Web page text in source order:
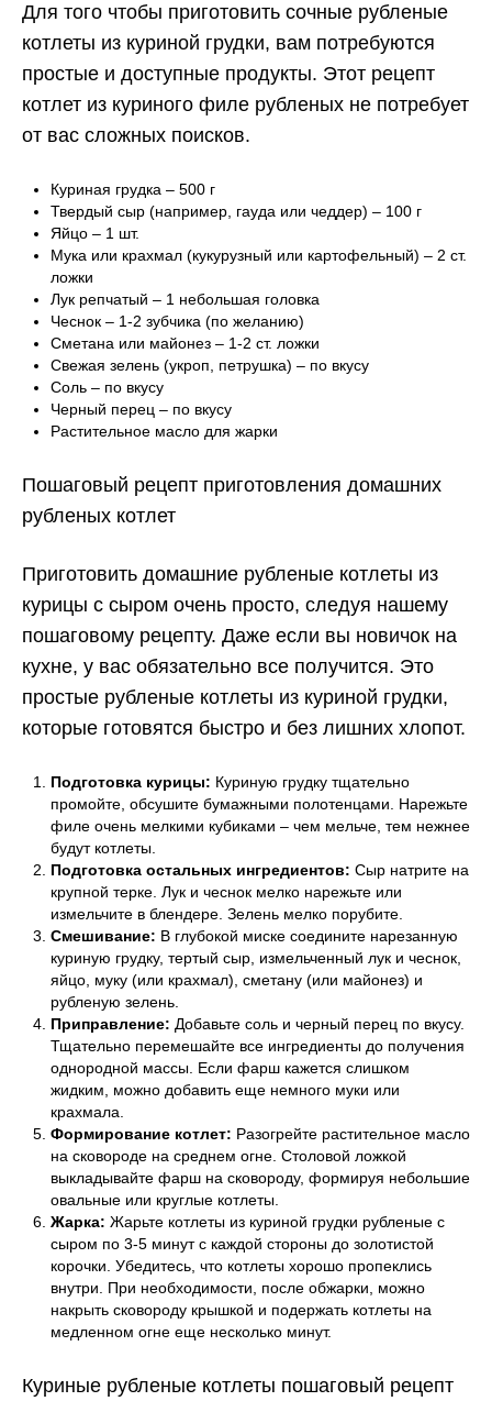
Для того чтобы приготовить сочные рубленые
котлеты из куриной грудки, вам потребуются
простые и доступные продукты. Этот рецепт
котлет из куриного филе рубленых не потребует
от вас сложных поисков.
Куриная грудка – 500 г
Твердый сыр (например, гауда или чеддер) – 100 г
Яйцо – 1 шт.
Мука или крахмал (кукурузный или картофельный) – 2 ст.
ложки
Лук репчатый – 1 небольшая головка
Чеснок – 1-2 зубчика (по желанию)
Сметана или майонез – 1-2 ст. ложки
Свежая зелень (укроп, петрушка) – по вкусу
Соль – по вкусу
Черный перец – по вкусу
Растительное масло для жарки
Пошаговый рецепт приготовления домашних
рубленых котлет
Приготовить домашние рубленые котлеты из
курицы с сыром очень просто, следуя нашему
пошаговому рецепту. Даже если вы новичок на
кухне, у вас обязательно все получится. Это
простые рубленые котлеты из куриной грудки,
которые готовятся быстро и без лишних хлопот.
Подготовка курицы: Куриную грудку тщательно
промойте, обсушите бумажными полотенцами. Нарежьте
филе очень мелкими кубиками – чем мельче, тем нежнее
будут котлеты.
Подготовка остальных ингредиентов: Сыр натрите на
крупной терке. Лук и чеснок мелко нарежьте или
измельчите в блендере. Зелень мелко порубите.
Смешивание: В глубокой миске соедините нарезанную
куриную грудку, тертый сыр, измельченный лук и чеснок,
яйцо, муку (или крахмал), сметану (или майонез) и
рубленую зелень.
Приправление: Добавьте соль и черный перец по вкусу.
Тщательно перемешайте все ингредиенты до получения
однородной массы. Если фарш кажется слишком
жидким, можно добавить еще немного муки или
крахмала.
Формирование котлет: Разогрейте растительное масло
на сковороде на среднем огне. Столовой ложкой
выкладывайте фарш на сковороду, формируя небольшие
овальные или круглые котлеты.
Жарка: Жарьте котлеты из куриной грудки рубленые с
сыром по 3-5 минут с каждой стороны до золотистой
корочки. Убедитесь, что котлеты хорошо пропеклись
внутри. При необходимости, после обжарки, можно
накрыть сковороду крышкой и подержать котлеты на
медленном огне еще несколько минут.
Куриные рубленые котлеты пошаговый рецепт